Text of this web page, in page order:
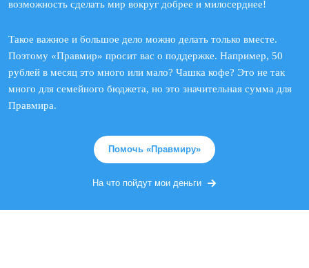
возможность сделать мир вокруг добрее и милосерднее!
Такое важное и большое дело можно делать только вместе.
Поэтому «Правмир» просит вас о поддержке. Например, 50
рублей в месяц это много или мало? Чашка кофе? Это не так
много для семейного бюджета, но это значительная сумма для
Правмира.
Помочь «Правмиру»
На что пойдут мои деньги